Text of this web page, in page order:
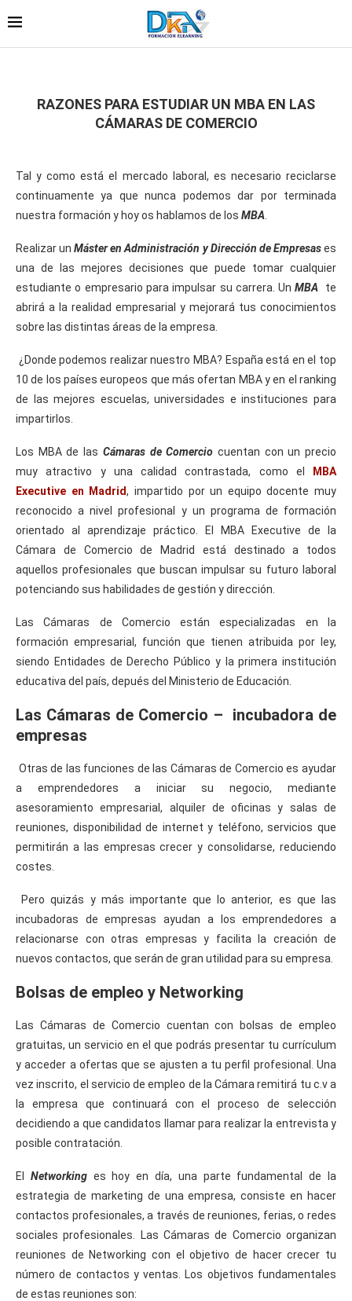
RAZONES PARA ESTUDIAR UN MBA EN LAS
CÁMARAS DE COMERCIO
Tal y como está el mercado laboral, es necesario reciclarse
continuamente ya que nunca podemos dar por terminada
nuestra formación y hoy os hablamos de los MBA
Realizar unMáster en Administración y Dirección de Empresases
una de las mejores decisiones que puede tomar cualquier
estudiante o empresario para impulsar su carrera. UnMBA te
abrirá a la realidad empresarial y mejorará tus conocimientos
sobre las distintas áreas de la empresa.
¿Donde podemos realizar nuestro MBA? España está en el top
10 de los países europeos que más ofertan MBA y en el ranking
de las mejores escuelas, universidades e instituciones para
impartirlos.
Los MBA de las Cámaras de Comercio cuentan con un precio
muy atractivo y una calidad contrastada, como el
MBA
Executive en Madrid, impartido por un equipo docente muy
reconocido a nivel profesional y un programa de formación
orientado al aprendizaje práctico. El MBA Executive de la
Cámara de Comercio de Madrid está destinado a todos
aquellos profesionales que buscan impulsar su futuro laboral
potenciando sus habilidades de gestión y dirección.
Las Cámaras de Comercio están especializadas en la
formación empresarial, función que tienen atribuida por ley,
siendo Entidades de Derecho Público y la primera institución
educativa del país, depués del Ministerio de Educación.
Las Cámaras de Comercio – incubadora de
empresas
Otras de las funciones de las Cámaras de Comercio es ayudar
a emprendedores a iniciar su negocio, mediante
asesoramiento empresarial, alquiler de oficinas y salas de
reuniones, disponibilidad de internet y teléfono, servicios que
permitirán a las empresas crecer y consolidarse, reduciendo
costes.
Pero quizás y más importante que lo anterior, es que las
incubadoras de empresas ayudan a los emprendedores a
relacionarse con otras empresas y facilita la creación de
nuevos contactos, que serán de gran utilidad para su empresa.
Bolsas de empleo y Networking
Las Cámaras de Comercio cuentan con bolsas de empleo
gratuitas, un servicio en el que podrás presentar tu currículum
y acceder a ofertas que se ajusten a tu perfil profesional. Una
vez inscrito, el servicio de empleo de la Cámara remitirá tu c.v a
la empresa que continuará con el proceso de selección
decidiendo a que candidatos llamar para realizar la entrevista y
posible contratación.
El Networkinges hoy en día, una parte fundamental de la
estrategia de marketing de una empresa, consiste en hacer
contactos profesionales, a través de reuniones, ferias, o redes
sociales profesionales. Las Cámaras de Comercio organizan
reuniones de Networking con el objetivo de hacer crecer tu
número de contactos y ventas. Los objetivos fundamentales
de estas reuniones son: